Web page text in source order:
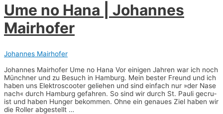
Sibyl­
le
Zett­
Ume no Hana | Johan­nes
Mairhofer
Johannes Mairhofer
Johan­nes Mair­ho­fer Ume no Hana Vor eini­gen Jah­ren war ich noch
Münch­ner und zu Besuch in Ham­burg. Mein bes­ter Freund und ich
haben uns Elek­troscoo­ter gelie­hen und sind ein­fach nur »der Nase
nach« durch Ham­burg gefah­ren. So sind wir durch St. Pau­li gecru­
ist und haben Hun­ger bekom­men. Ohne ein genau­es Ziel haben wir
die Rol­ler abgestellt …